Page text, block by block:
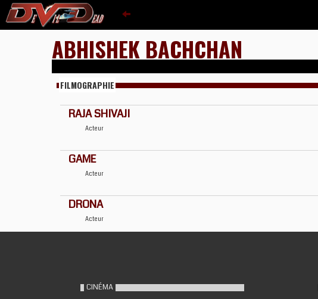
ABHISHEK BACHCHAN
FILMOGRAPHIE
RAJA SHIVAJI
Acteur
GAME
Acteur
DRONA
Acteur
CINÉMA